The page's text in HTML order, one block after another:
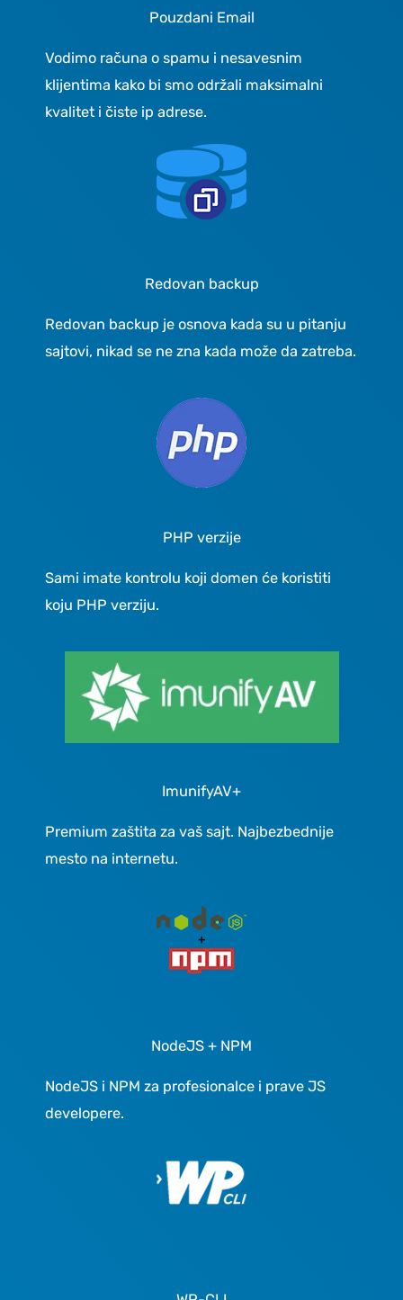
Pouzdani Email
Vodimo računa o spamu i nesavesnim
klijentima kako bi smo održali maksimalni
kvalitet i čiste ip adrese.
Redovan backup
Redovan backup je osnova kada su u pitanju
sajtovi, nikad se ne zna kada može da zatreba.
PHP verzije
Sami imate kontrolu koji domen će koristiti
koju PHP verziju.
ImunifyAV+
Premium zaštita za vaš sajt. Najbezbednije
mesto na internetu.
NodeJS + NPM
NodeJS i NPM za profesionalce i prave JS
developere.